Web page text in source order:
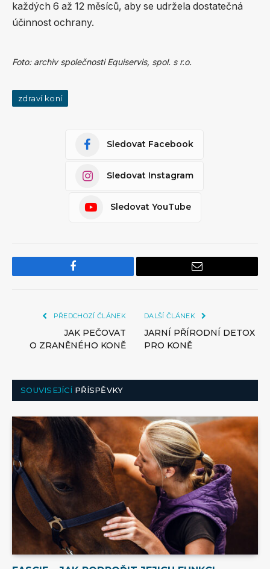
každých 6 až 12 měsíců, aby se udržela dostatečná
účinnost ochrany.
Foto: archiv společnosti Equiservis, spol. s r.o.
zdraví koní
Sledovat Facebook
Sledovat Instagram
Sledovat YouTube
Facebook Email
PŘEDCHOZÍ ČLÁNEK
JAK PEČOVAT
O ZRANĚNÉHO KONĚ
DALŠÍ ČLÁNEK
JARNÍ PŘÍRODNÍ DETOX
PRO KONĚ
SOUVISEJÍCÍPŘÍSPĚVKY